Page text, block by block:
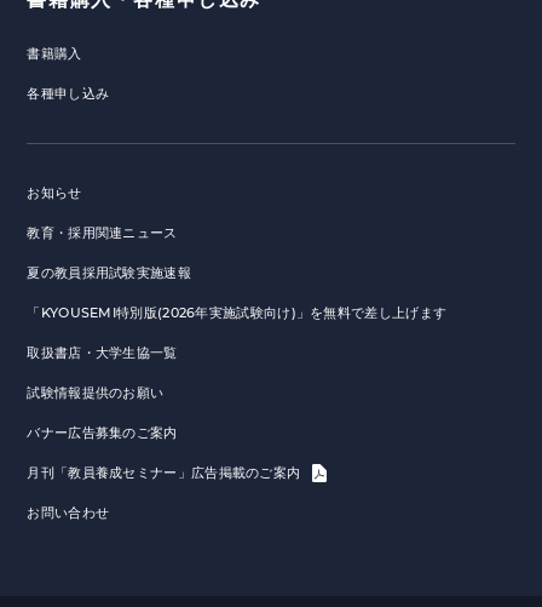
書籍購入
各種申し込み
お知らせ
教育・採用関連ニュース
夏の教員採用試験実施速報
「KYOUSEMI特別版(2026年実施試験向け)」を無料で差し上げます
取扱書店・大学生協一覧
試験情報提供のお願い
バナー広告募集のご案内
月刊「教員養成セミナー」広告掲載のご案内
お問い合わせ